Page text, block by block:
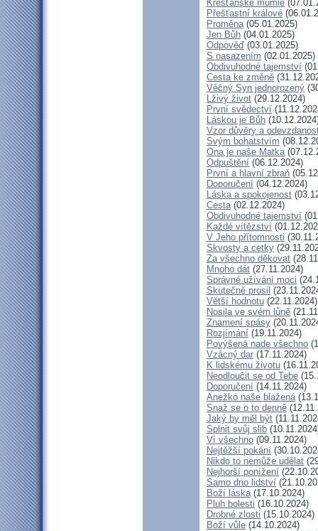
Křesťanské mumie
Přešťastní králové
Proměna(05.01.2025)
Jen Bůh (04.01.2025)
Odpověď (03.01.2025)
S nasazením (02.01.2025)
Obdivuhodné tajemství
Cesta ke změně
Věčný Syn jednorozený
Lživý život (29.12.2024)
První svědectví
Láskou je Bůh
Vzor důvěry a
Svým bohatstvím
Ona je naše Matka
Odpuštění (06.12.2024)
První a hlavní zbraň
Doporučení (04.12.2024)
Láska a spokojenost
Cesta(02.12.2024)
Obdivuhodné tajemství
Každé vítězství
V Jeho přítomnosti
Skvosty a cetky
Za všechno děkovat
Mnoho dát (27.11.2024)
Správné užívání moci
Skutečně prosil
Větší hodnotu (22.11.2024)
Nosila ve svém lůně
Znamení spásy
Rozjímání (19.11.2024)
Povýšená nade všechno
Vzácný dar (17.11.2024)
K lidskému životu
Neodloučit se od Tebe
Doporučení (14.11.2024)
Anežko naše blažená
Snaž se o to denně
Jaký by měl být
Splnit svůj slib
Ví všechno (09.11.2024)
Nejtěžší pokání
Nikdo to nemůže udělat
Nejhorší ponížení
Samo dno lidství
Boží láska(17.10.2024)
Pluh bolesti (16.10.2024)
Drobné zlosti (15.10.2024)
Boží vůle (14.10.2024)